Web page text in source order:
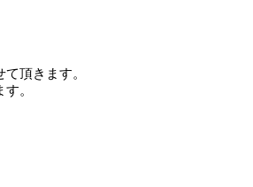
頂きます。
。